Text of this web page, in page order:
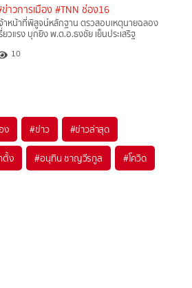
าวการเมือง #TNN ช่อง16
จ้าหน้าที่พิสูจน์หลักฐาน ตรวสอบเหตุนายฉลอง
ยวแรง บุกยิง พ.ต.อ.ธงชัย เย็นประเสริฐ
10
ง #ข่าว #ข่าวล่าสุด
ตั้ง #อนุทิน ชาญวีรกูล #โควิด